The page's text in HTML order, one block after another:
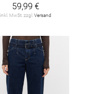
59,99 €
inkl. MwSt. zzgl. Versand